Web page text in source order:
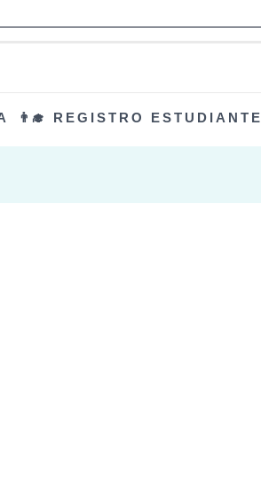
👨‍🎓 REGISTRO ESTUDIANTE